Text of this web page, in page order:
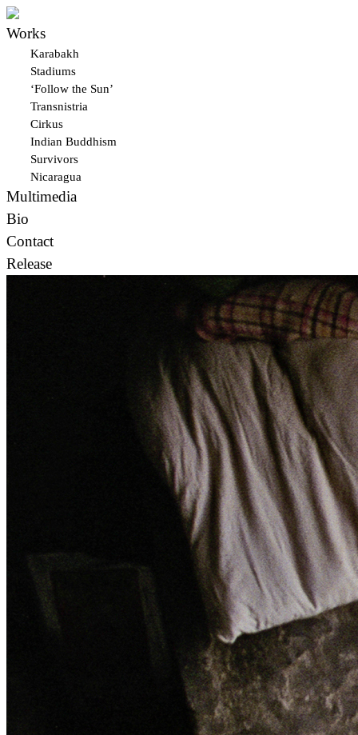
Works
Karabakh
Stadiums
‘Follow the Sun’
Transnistria
Cirkus
Indian Buddhism
Survivors
Nicaragua
Multimedia
Bio
Contact
Release